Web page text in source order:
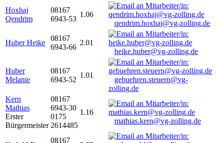
Hoxhaj
Qendrim
08167
6943-53
1.06
qendrim.hoxhaj@vg-zolling.de
Huber Heike
08167
6943-66
2.01
heike.huber@vg-zolling.de
Huber
Melanie
08167
6943-52
1.01
gebuehren.steuern@vg-
zolling.de
Kern
Mathias
Erster
Bürgermeister
08167
6943-30
0175
2614485
1.16
mathias.kern@vg-zolling.de
08167